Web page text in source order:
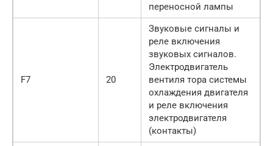
переносной лампы
F7 20
Звуковые сигналы и
реле включения
звуковых сигналов.
Электродвигатель
вентиля тора системы
охлаждения двигателя
и реле включения
электродвигателя
(контакты)